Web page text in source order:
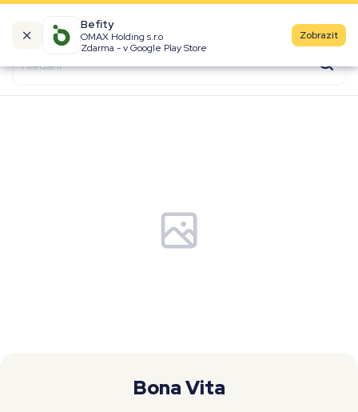
Befity
OMAX Holding s.r.o
Zdarma - v Google Play Store
Zobrazit
Kalorické tabulky
Bona Vita